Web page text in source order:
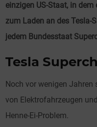
einzigen US-Staat, in
zum Laden an des Tesla-
jedem Bundesstaat
Tesla
Noch vor wenigen
von Elektrofahrzeugen
Henne-Ei-Problem.